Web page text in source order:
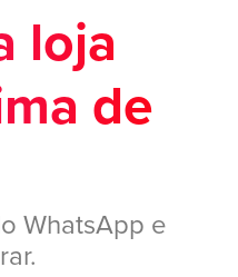
loja
de
WhatsApp e